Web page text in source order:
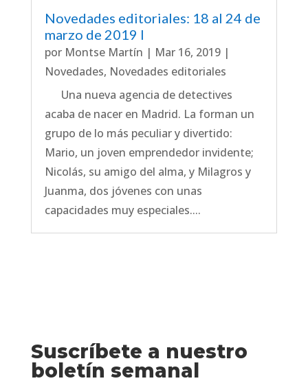
Novedades editoriales: 18 al 24 de
marzo de 2019 I
por Montse Martín | Mar 16, 2019|
Novedades, Novedades editoriales
Una nueva agencia de detectives
acaba de nacer en Madrid. La forman un
grupo de lo más peculiar y divertido:
Mario, un joven emprendedor invidente;
Nicolás, su amigo del alma, y Milagros y
Juanma, dos jóvenes con unas
capacidades muy especiales....
Suscríbete a nuestro
boletín semanal